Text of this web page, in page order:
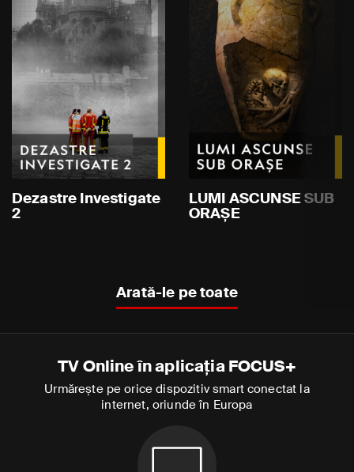
Dezastre Investigate
2
LUMI ASCUNSE SUB
ORAȘE
Arată-le pe toate
TV Online în aplicația FOCUS+
Urmărește pe orice dispozitiv smart conectat la
internet, oriunde în Europa